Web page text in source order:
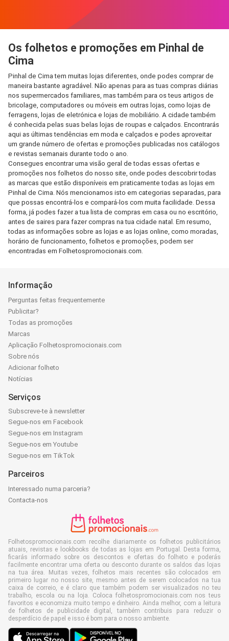
Os folhetos e promoções em Pinhal de
Cima
Pinhal de Cima tem muitas lojas diferentes, onde podes comprar de
maneira bastante agradável. Não apenas para as tuas compras diárias
nos supermercados familiares, mas também para os teus artigos de
bricolage, computadores ou móveis em outras lojas, como lojas de
ferragens, lojas de eletrónica e lojas de mobiliário. A cidade também
é conhecida pelas suas belas lojas de roupas e calçados. Encontrarás
aqui as últimas tendências em moda e calçados e podes aproveitar
um grande número de ofertas e promoções publicadas nos catálogos
e revistas semanais durante todo o ano.
Consegues encontrar uma visão geral de todas essas ofertas e
promoções nos folhetos do nosso site, onde podes descobrir todas
as marcas que estão disponíveis em praticamente todas as lojas em
Pinhal de Cima. Nós mencionamos isto em categorias separadas, para
que possas encontrá-los e compará-los com muita facilidade. Dessa
forma, já podes fazer a tua lista de compras em casa ou no escritório,
antes de saires para fazer compras na tua cidade natal. Em resumo,
todas as informações sobre as lojas e as lojas online, como moradas,
horário de funcionamento, folhetos e promoções, podem ser
encontradas em Folhetospromocionais.com.
Informação
Perguntas feitas frequentemente
Publicitar?
Todas as promoções
Marcas
Aplicação Folhetospromocionais.com
Sobre nós
Adicionar folheto
Notícias
Serviços
Subscreve-te à newsletter
Segue-nos em Facebook
Segue-nos em Instagram
Segue-nos em Youtube
Segue-nos em TikTok
Parceiros
Interessado numa parceria?
Contacta-nos
Folhetospromocionais.com recolhe diariamente os folhetos publicitários
atuais, revistas e lookbooks de todas as lojas em Portugal. Desta forma,
ficarás informado sobre os descontos e ofertas do folheto e poderás
facilmente encontrar uma oferta ou desconto durante os saldos das lojas
na tua área. Muitas vezes, folhetos mais recentes são colocados em
primeiro lugar no nosso site, mesmo antes de serem colocados na tua
caixa de correio, e é claro que também podem ser visualizados no teu
trabalho, escola ou na loja. Coloca folhetospromocionais.com nos teus
favoritos e economiza muito tempo e dinheiro. Ainda melhor, com a leitura
de folhetos de publicidade digital, também contribuis para reduzir o
desperdício de papel e isso é bom para o nosso ambiente.